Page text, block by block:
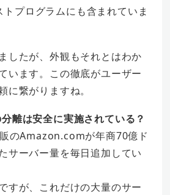
プログラムにも含まれていま
したが、外観もそれとはわか
います。この徹底がユーザー
に繋がりますね。
離は安全に実施されている？
のAmazon.comが年商70億ド
サーバー量を毎日追加してい
すが、これだけの大量のサー